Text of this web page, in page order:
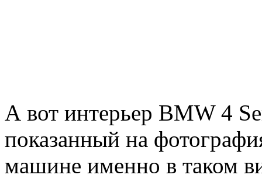
А вот интерьер BMW 4
показанный на
машине именно в таком